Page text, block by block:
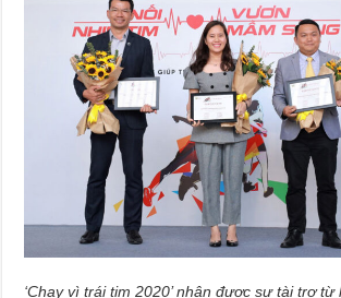
‘Chạy vì trái tim 2020’ nhận được sự tài trợ